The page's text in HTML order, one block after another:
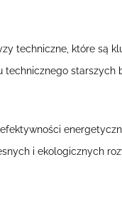
techniczne, które są
starszych
i ekologicznych